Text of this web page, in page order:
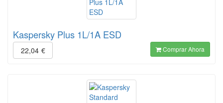
Kaspersky Plus 1L/1A ESD
22,04 € Comprar Ahora